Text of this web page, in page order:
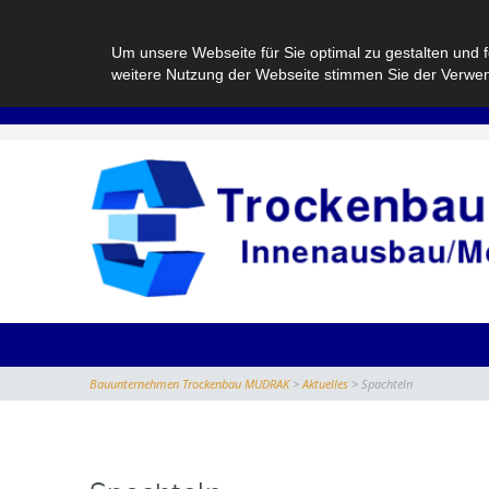
Um unsere Webseite für Sie optimal zu gestalten
weitere Nutzung der Webseite stimmen Sie der
Bauunternehmen Trockenbau MUDRAK>Aktuelles > Spachteln